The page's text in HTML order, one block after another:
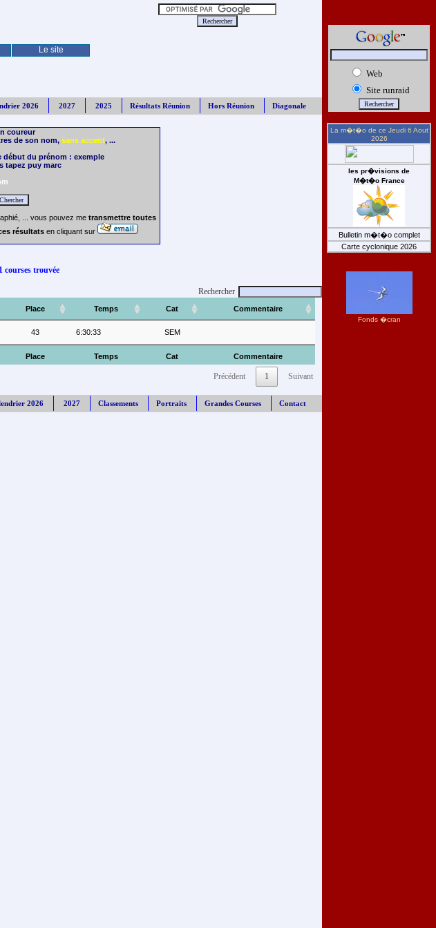
Le site
2026 2027 2025 Résultats Réunion Hors Réunion Diagonale
coureur
de son nom, sans accent, ...
début du prénom : exemple
tapez puy marc
... vous pouvez me transmettre toutes
résultats en cliquant sur
1 courses trouvée
Rechercher
Place Temps Cat Commentaire
Place Temps Cat Commentaire
43 6:30:33 SEM
Précédent 1 Suivant
2026 2027 Classements Portraits Grandes Courses Contact
Web
Site runraid
La m�t�o de ce Jeudi 6 Aout
2026
les pr�visions de
M�t�o France
Bulletin m�t�o complet
Carte cyclonique 2026
Fonds �cran